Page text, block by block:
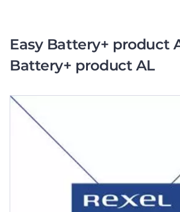
Easy Battery+ product
Battery+ product AL